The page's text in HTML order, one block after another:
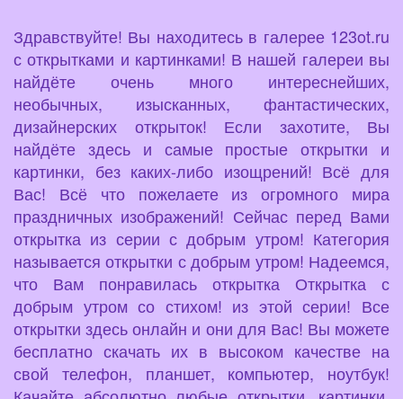
Здравствуйте! Вы находитесь в галерее 123ot.ru
с открытками и картинками! В нашей галереи вы
найдёте очень много интереснейших,
необычных, изысканных, фантастических,
дизайнерских открыток! Если захотите, Вы
найдёте здесь и самые простые открытки и
картинки, без каких-либо изощрений! Всё для
Вас! Всё что пожелаете из огромного мира
праздничных изображений! Сейчас перед Вами
открытка из серии с добрым утром! Категория
называется открытки с добрым утром! Надеемся,
что Вам понравилась открытка Открытка с
добрым утром со стихом! из этой серии! Все
открытки здесь онлайн и они для Вас! Вы можете
бесплатно скачать их в высоком качестве на
свой телефон, планшет, компьютер, ноутбук!